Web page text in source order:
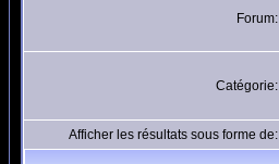
Forum:
Catégorie:
Afficher les résultats sous forme de: